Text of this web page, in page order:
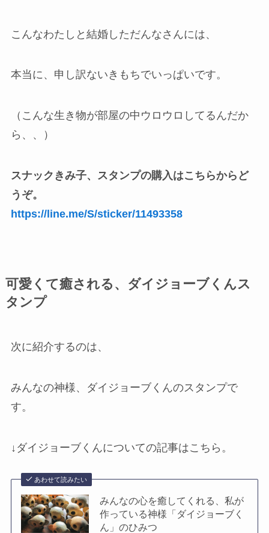
こんなわたしと結婚しただんなさんには、
本当に、申し訳ないきもちでいっぱいです。
（こんな生き物が部屋の中ウロウロしてるんだか
ら、、）
スナックきみ子、スタンプの購入はこちらからど
うぞ。
https://line.me/S/sticker/11493358
可愛くて癒される、ダイジョーブくんス
タンプ
次に紹介するのは、
みんなの神様、ダイジョーブくんのスタンプで
す。
↓ダイジョーブくんについての記事はこちら。
あわせて読みたい
みんなの心を癒してくれる、私が
作っている神様「ダイジョーブく
ん」のひみつ